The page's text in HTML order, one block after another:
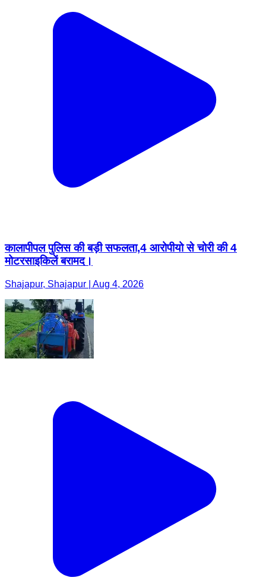
कालापीपल पुलिस की बड़ी सफलता,4 आरोपीयो से चोरी की 4
मोटरसाइकिलें बरामद।
Shajapur, Shajapur | Aug 4, 2026